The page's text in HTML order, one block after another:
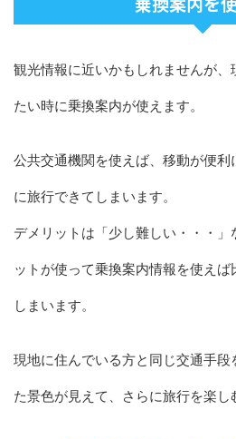
観光情報に近いかもしれませんが、
たい時に乗換案内が使えます。
公共交通機関を使えば、移動が便
に旅行できてしまいます。
デメリットは「少し難しい・・・
ットが使って乗換案内情報を使え
しまいます。
現地に住んでいる方と同じ交通手段
た景色が見えて、さらに旅行を楽し